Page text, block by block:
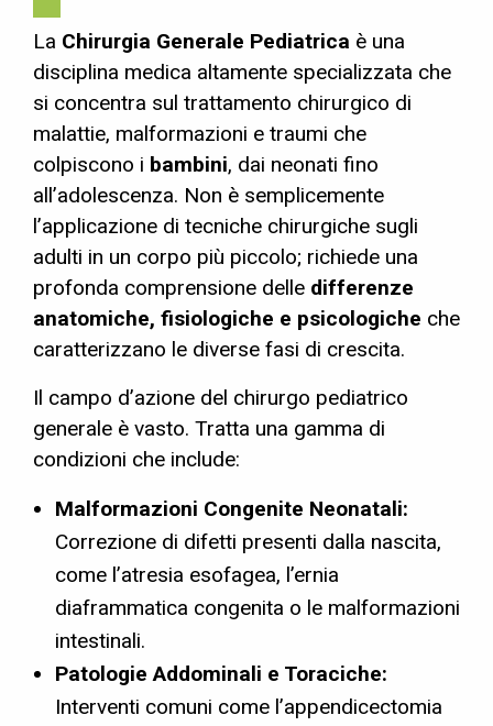
La Chirurgia Generale Pediatrica è una
disciplina medica altamente specializzata che
si concentra sul trattamento chirurgico di
malattie, malformazioni e traumi che
colpiscono i bambini, dai neonati fino
all’adolescenza. Non è semplicemente
l’applicazione di tecniche chirurgiche sugli
adulti in un corpo più piccolo; richiede una
profonda comprensione delle differenze
anatomiche, fisiologiche e psicologiche che
caratterizzano le diverse fasi di crescita.
Il campo d’azione del chirurgo pediatrico
generale è vasto. Tratta una gamma di
condizioni che include:
Malformazioni Congenite Neonatali:
Correzione di difetti presenti dalla nascita,
come l’atresia esofagea, l’ernia
diaframmatica congenita o le malformazioni
intestinali.
Patologie Addominali e Toraciche:
Interventi comuni come l’appendicectomia